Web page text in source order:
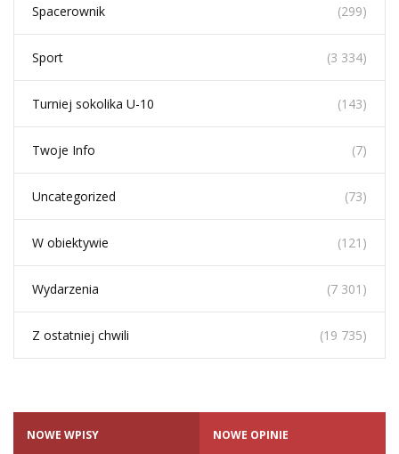
Spacerownik (299)
Sport (3 334)
Turniej sokolika U-10 (143)
Twoje Info (7)
Uncategorized (73)
W obiektywie (121)
Wydarzenia (7 301)
Z ostatniej chwili (19 735)
NOWE WPISY NOWE OPINIE